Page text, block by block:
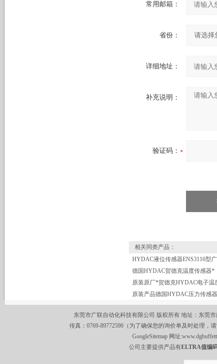
常用邮箱：
省份：
详细地址：
补充说明：
验证码：
相关同类产品：
德国HYDAC贺德克温度传感器*
原装原厂*贺德克HYDAC电子温
东莞市广联自动化科技有限公司 版权所有 地址：东莞
传真：0769-89772590（为了确保您的询价单及时处理，
GoogleSitemap 网址:
公司主要提供产品有ELTRA值编